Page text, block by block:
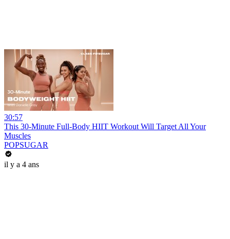
30:57
This 30-Minute Full-Body HIIT Workout Will Target All Your
Muscles
POPSUGAR
il y a 4 ans